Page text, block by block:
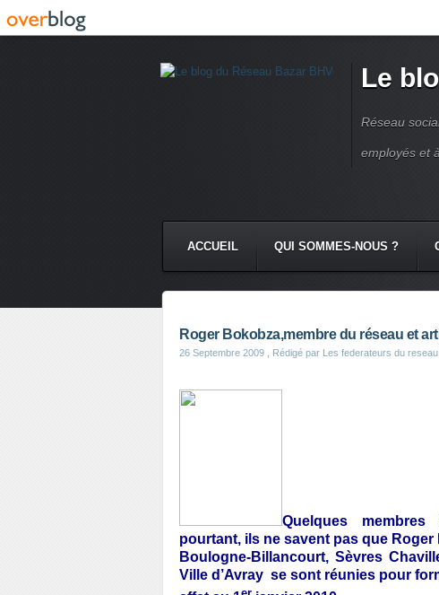
Le
Réseau
employés et
ACCUEIL QUI SOMMES-NOUS ?
Roger Bokobza,membre du réseau et
26 Septembre 2009 , Rédigé par Les federateurs du
Quelques
pourtant, ils ne savent pas que
Boulogne-Billancourt, Sèvres
Ville d’Avray se sont réunies pour